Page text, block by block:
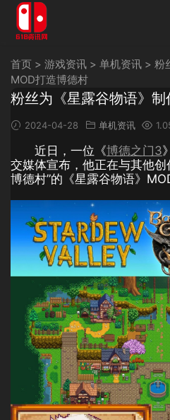
首页 > 游戏资讯 > 单机资讯 > 粉
MOD打造博德村
粉丝为《星露谷物语》
2024-04-28 单机资讯
近日，一位《博德之门3
交媒体宣布，他正在与其他
博德村”的《星露谷物语》